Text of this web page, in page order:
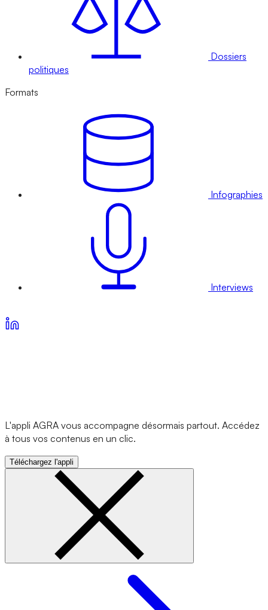
Dossiers
politiques
Formats
Infographies
Interviews
L'appli AGRA vous accompagne désormais partout. Accédez
à tous vos contenus en un clic.
Téléchargez l'appli